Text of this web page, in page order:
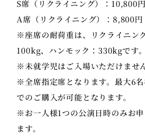
S席（リクライニング）：10,800円
A席（リクライニング）：8,800円
※座席の耐荷重は、リクライニン
100kg、ハンモック：330kgです。
※未就学児はご入場いただけませ
※全席指定席となります。最大6
でのご購入が可能となります。
※お一人様1つの公演日時のみお
ます。